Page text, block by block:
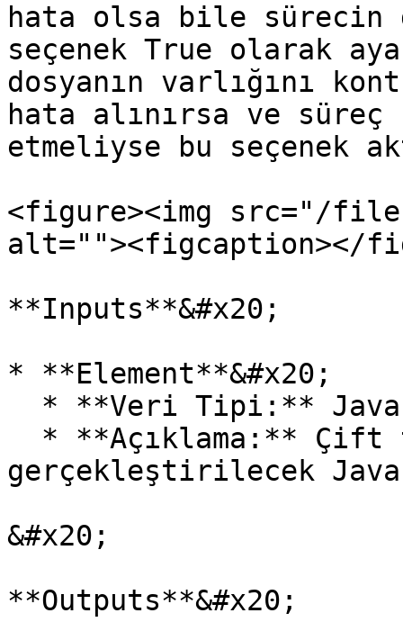
hata olsa bile sürecin
seçenek True olarak
dosyanın varlığını
hata alınırsa ve süreç
etmeliyse bu seçenek
<figure><img src="/
alt=""><figcaption></
**Inputs**&#x20;
* **Element**&#x20;
gerçekleştirilecek
&#x20;
**Outputs**&#x20;